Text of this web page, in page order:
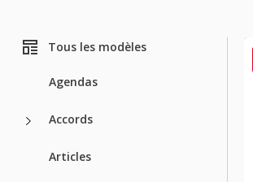
Tous les modèles
Agendas
Accords
Articles